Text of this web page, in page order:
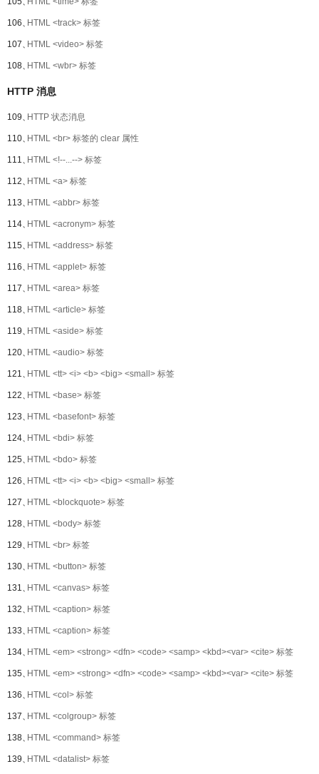
106、HTML <track> 标签
107、HTML <video> 标签
108、HTML <wbr> 标签
HTTP 消息
109、HTTP 状态消息
110、HTML <br> 标签的 clear 属性
111、HTML <!--...--> 标签
112、HTML <a> 标签
113、HTML <abbr> 标签
114、HTML <acronym> 标签
115、HTML <address> 标签
116、HTML <applet> 标签
117、HTML <area> 标签
118、HTML <article> 标签
119、HTML <aside> 标签
120、HTML <audio> 标签
121、HTML <tt> <i> <b> <big> <small> 标签
122、HTML <base> 标签
123、HTML <basefont> 标签
124、HTML <bdi> 标签
125、HTML <bdo> 标签
126、HTML <tt> <i> <b> <big> <small> 标签
127、HTML <blockquote> 标签
128、HTML <body> 标签
129、HTML <br> 标签
130、HTML <button> 标签
131、HTML <canvas> 标签
132、HTML <caption> 标签
133、HTML <caption> 标签
134、HTML <em> <strong> <dfn> <code> <samp> <kbd><var> <cite> 标签
135、HTML <em> <strong> <dfn> <code> <samp> <kbd><var> <cite> 标签
136、HTML <col> 标签
137、HTML <colgroup> 标签
138、HTML <command> 标签
139、HTML <datalist> 标签